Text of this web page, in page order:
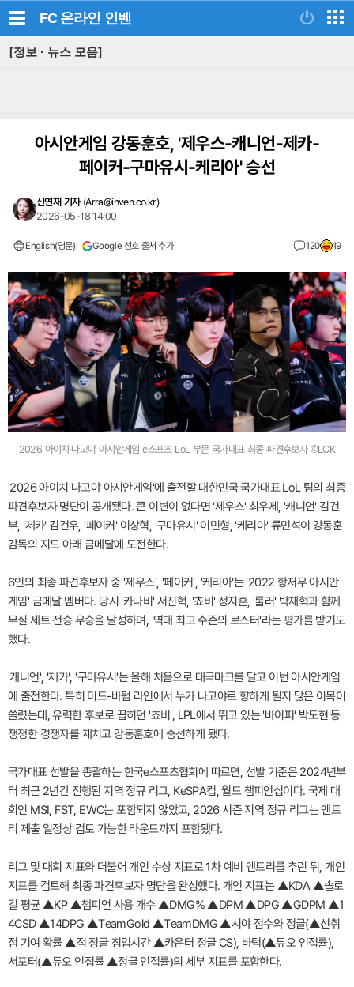
FC 온라인 인벤
[정보 · 뉴스 모음]
아시안게임 강동훈호, '제우스-캐니언-제카-
페이커-구마유시-케리아' 승선
신연재 기자 (Arra@inven.co.kr)
2026-05-18 14:00
English(영문) Google 선호 출처 추가 120 19
2026 아이치·나고야 아시안게임 e스포츠 LoL 부문 국가대표 최종 파견후보자 ©LCK
'2026 아이치·나고야 아시안게임'에 출전할 대한민국 국가대표 LoL 팀의 최종
파견후보자 명단이 공개됐다. 큰 이변이 없다면 '제우스' 최우제, '캐니언' 김건
부, '제카' 김건우, '페이커' 이상혁, '구마유시' 이민형, '케리아' 류민석이 강동훈
감독의 지도 아래 금메달에 도전한다.
6인의 최종 파견후보자 중 '제우스', '페이커', '케리아'는 '2022 항저우 아시안
게임' 금메달 멤버다. 당시 '카나비' 서진혁, '쵸비' 정지훈, '룰러' 박재혁과 함께
무실 세트 전승 우승을 달성하며, '역대 최고 수준의 로스터'라는 평가를 받기도
했다.
'캐니언', '제카', '구마유시'는 올해 처음으로 태극마크를 달고 이번 아시안게임
에 출전한다. 특히 미드-바텀 라인에서 누가 나고야로 향하게 될지 많은 이목이
쏠렸는데, 유력한 후보로 꼽히던 '쵸비', LPL에서 뛰고 있는 '바이퍼' 박도현 등
쟁쟁한 경쟁자를 제치고 강동훈호에 승선하게 됐다.
국가대표 선발을 총괄하는 한국e스포츠협회에 따르면, 선발 기준은 2024년부
터 최근 2년간 진행된 지역 정규 리그, KeSPA컵, 월드 챔피언십이다. 국제 대
회인 MSI, FST, EWC는 포함되지 않았고, 2026 시즌 지역 정규 리그는 엔트
리 제출 일정상 검토 가능한 라운드까지 포함됐다.
리그 및 대회 지표와 더불어 개인 수상 지표로 1차 예비 엔트리를 추린 뒤, 개인
지표를 검토해 최종 파견후보자 명단을 완성했다. 개인 지표는 ▲KDA ▲솔로
킬 평균 ▲KP ▲챔피언 사용 개수 ▲DMG% ▲DPM ▲DPG ▲GDPM ▲1
4CSD ▲14DPG ▲TeamGold ▲TeamDMG ▲시야 점수와 정글(▲선취
점 기여 확률 ▲적 정글 침입시간 ▲카운터 정글 CS), 바텀(▲듀오 인접률),
서포터(▲듀오 인접률 ▲정글 인접률)의 세부 지표를 포함한다.